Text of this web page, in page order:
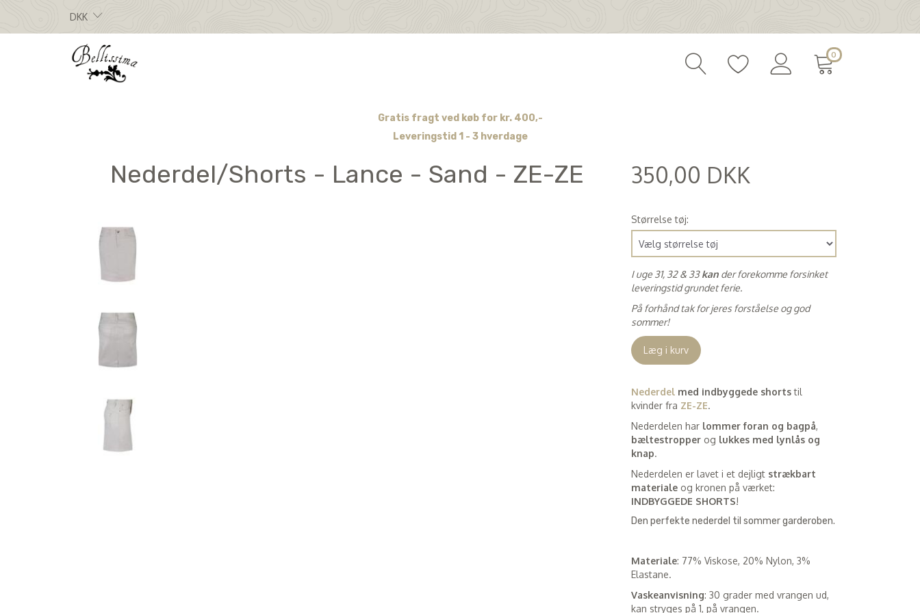
DKK
0
Gratis fragt ved køb for kr. 400,-
Leveringstid 1 - 3 hverdage
Nederdel/Shorts - Lance - Sand - ZE-ZE 350,00 DKK
Størrelse tøj:
I uge 31, 32 & 33kan der forekomme forsinket
leveringstid grundet ferie.
På forhånd tak for jeres forståelse og god
sommer!
Læg i kurv
Nederdel med indbyggede shortstil
kvinder fra ZE-ZE.
Nederdelen har lommer foran og bagpå,
bæltestropper og lukkes med lynlås og
knap.
Nederdelen er lavet i et dejligt strækbart
materiale og kronen på værket:
INDBYGGEDE SHORTS!
Den perfekte nederdel til sommer garderoben.
Materiale: 77% Viskose, 20% Nylon, 3%
Elastane.
Vaskeanvisning: 30 grader med vrangen ud,
kan stryges på 1, på vrangen.